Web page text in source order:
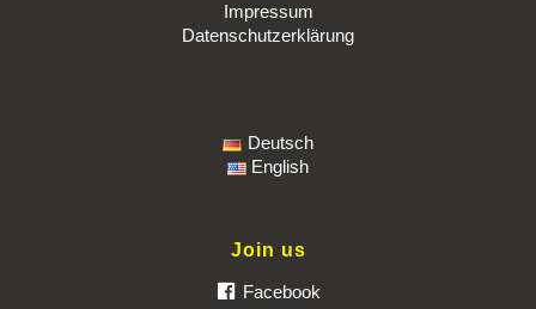
Impressum
Datenschutzerklärung
Deutsch
English
Join us
Facebook